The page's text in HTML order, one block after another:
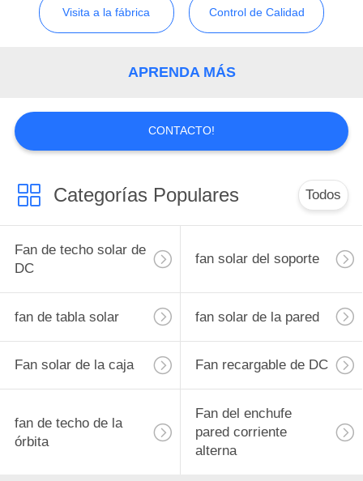
PIDA
Visita a la fábrica Control de Calidad
APRENDA MÁS
CONTACTO!
Categorías Populares Todos
Fan de techo solar de
DC
fan solar del soporte
fan de tabla solar fan solar de la pared
Fan solar de la caja Fan recargable de DC
fan de techo de la
órbita
Fan del enchufe
pared corriente
alterna